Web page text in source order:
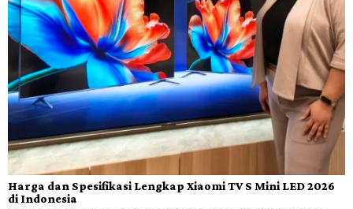
Harga dan Spesifikasi Lengkap Xiaomi TV S Mini LED 2026
di Indonesia